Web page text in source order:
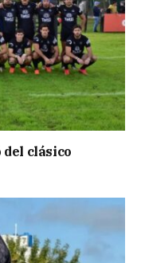
del clásico